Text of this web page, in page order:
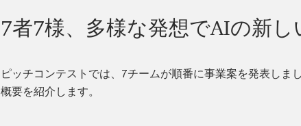
7者7様、多様な発想でAIの新し
ピッチコンテストでは、7チームが順番に事業案を発表しま
概要を紹介します。